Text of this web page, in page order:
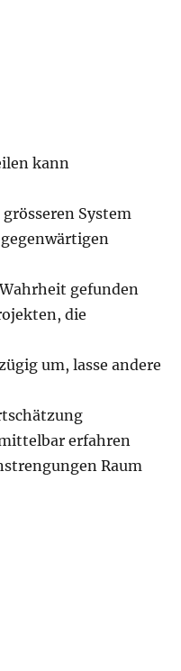
kann
System
gefunden
die
um, lasse andere
erfahren
Raum